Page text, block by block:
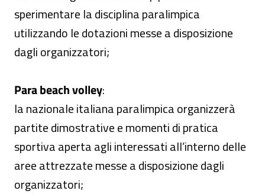
sperimentare la disciplina paralimpica
utilizzando le dotazioni messe a disposizione
dagli organizzatori;
Para beach volley:
la nazionale italiana paralimpica organizzerà
partite dimostrative e momenti di pratica
sportiva aperta agli interessati all’interno delle
aree attrezzate messe a disposizione dagli
organizzatori;